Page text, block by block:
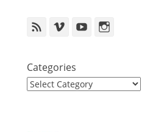
Feed VimeoYouTube
Categories
Categories